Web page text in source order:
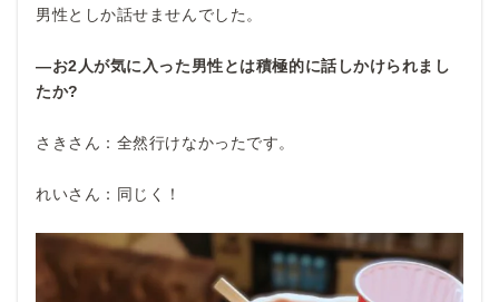
男性としか話せませんでした。
―お2 人が気に入った男性とは積極的に話しかけられまし
たか?
さきさん：全然行けなかったです。
れいさん：同じく！